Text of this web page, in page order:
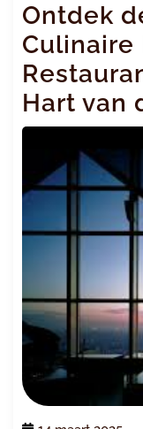
Ontdek
Culinaire
Hart van